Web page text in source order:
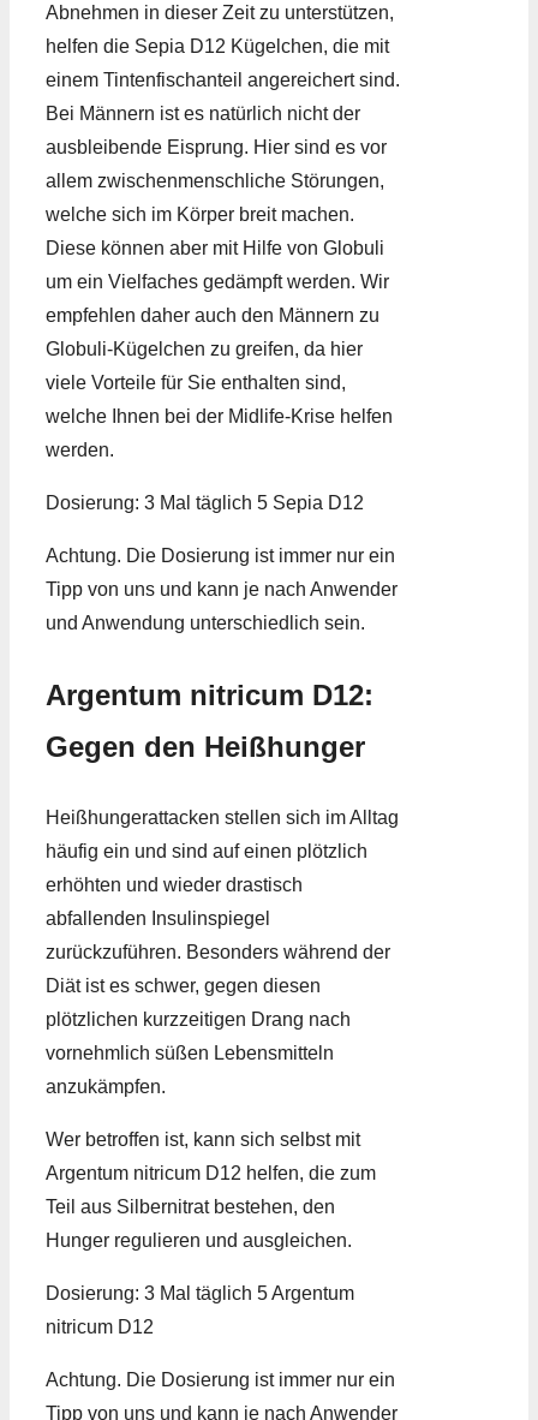
Abnehmen in dieser Zeit zu unterstützen,
helfen die Sepia D12 Kügelchen, die mit
einem Tintenfischanteil angereichert sind.
Bei Männern ist es natürlich nicht der
ausbleibende Eisprung. Hier sind es vor
allem zwischenmenschliche Störungen,
welche sich im Körper breit machen.
Diese können aber mit Hilfe von Globuli
um ein Vielfaches gedämpft werden. Wir
empfehlen daher auch den Männern zu
Globuli-Kügelchen zu greifen, da hier
viele Vorteile für Sie enthalten sind,
welche Ihnen bei der Midlife-Krise helfen
werden.
Dosierung: 3 Mal täglich 5 Sepia D12
Achtung. Die Dosierung ist immer nur ein
Tipp von uns und kann je nach Anwender
und Anwendung unterschiedlich sein.
Argentum nitricum D12:
Gegen den Heißhunger
Heißhungerattacken stellen sich im Alltag
häufig ein und sind auf einen plötzlich
erhöhten und wieder drastisch
abfallenden Insulinspiegel
zurückzuführen. Besonders während der
Diät ist es schwer, gegen diesen
plötzlichen kurzzeitigen Drang nach
vornehmlich süßen Lebensmitteln
anzukämpfen.
Wer betroffen ist, kann sich selbst mit
Argentum nitricum D12 helfen, die zum
Teil aus Silbernitrat bestehen, den
Hunger regulieren und ausgleichen.
Dosierung: 3 Mal täglich 5 Argentum
nitricum D12
Achtung. Die Dosierung ist immer nur ein
Tipp von uns und kann je nach Anwender